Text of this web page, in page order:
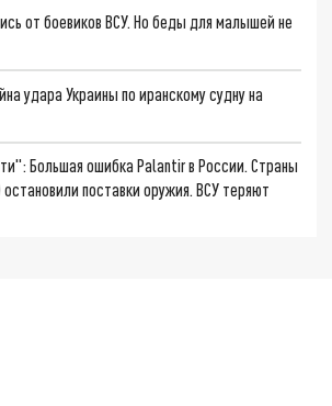
от боевиков ВСУ. Но беды для малышей не
удара Украины по иранскому судну на
Большая ошибка Palantir в России. Страны
поставки оружия. ВСУ теряют